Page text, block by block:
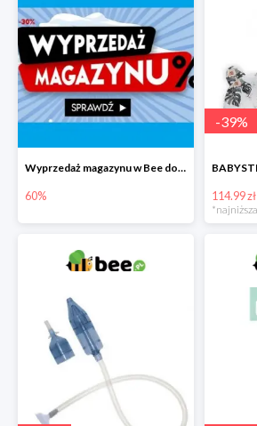
Wyprzedaż magazynu w Bee do -60%
60%
-39%
114.99 zł